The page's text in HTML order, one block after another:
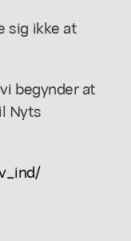
sig ikke at
begynder at
Nyts